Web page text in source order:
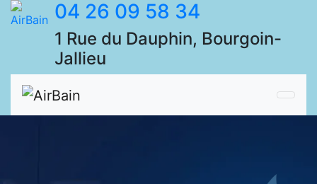
04 26 09 58 34
1 Rue du Dauphin, Bourgoin-
Jallieu